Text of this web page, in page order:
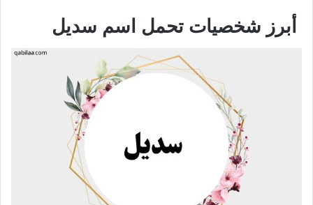
أبرز شخصيات تحمل اسم سديل